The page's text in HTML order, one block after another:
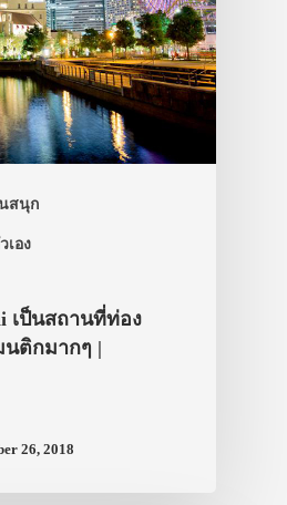
สนุก
เอง
เป็นสถานที่ท่อง
นติกมากๆ |
26, 2018
ประเทศญี่ปุ่น
เที่ยวญี่ปุ่นด้ว
ทัวร์
ที่พัก
ภาพประทับใจ